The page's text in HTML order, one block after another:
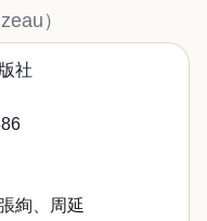
）
社
絢、周延